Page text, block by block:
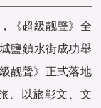
《超級靓聲》全
鹽鎮水街成功舉
靓聲》正式落地
、以旅彰文、文